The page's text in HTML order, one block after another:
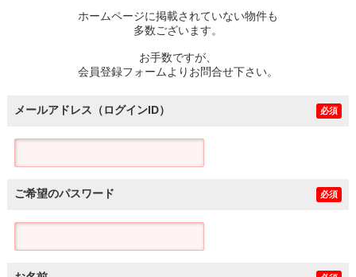
住宅ローン控除シミュレータホームページに掲載されていない物件も
多数ございます。
お手数ですが、
会員登録フォームよりお問合せ下さい。
メールアドレス（ログインID） 必須
ご希望のパスワード 必須